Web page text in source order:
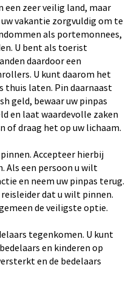
een zeer veilig land, maar
vakantie zorgvuldig om te
als portemonnees,
U bent als toerist
daardoor een
U kunt daarom het
thuis laten. Pin daarnaast
geld, bewaar uw pinpas
en laat waardevolle zaken
draag het op uw lichaam.
Accepteer hierbij
Als een persoon u wilt
en neem uw pinpas terug.
dat u wilt pinnen.
de veiligste optie.
tegenkomen. U kunt
en kinderen op
en de bedelaars